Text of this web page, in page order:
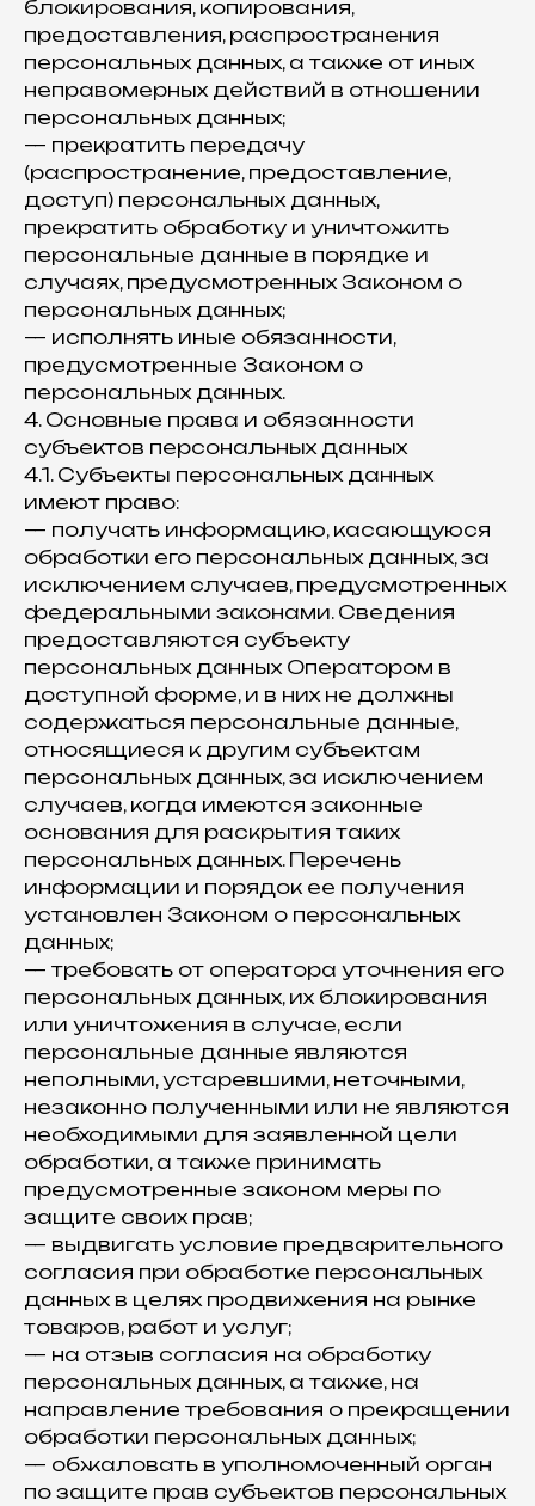
блокирования, копирования,
предоставления, распространения
персональных данных, а также от иных
неправомерных действий в отношении
персональных данных;
— прекратить передачу
(распространение, предоставление,
доступ) персональных данных,
прекратить обработку и уничтожить
персональные данные в порядке и
случаях, предусмотренных Законом о
персональных данных;
— исполнять иные обязанности,
предусмотренные Законом о
персональных данных.
4. Основные права и обязанности
субъектов персональных данных
4.1. Субъекты персональных данных
имеют право:
— получать информацию, касающуюся
обработки его персональных данных, за
исключением случаев, предусмотренных
федеральными законами. Сведения
предоставляются субъекту
персональных данных Оператором в
доступной форме, и в них не должны
содержаться персональные данные,
относящиеся к другим субъектам
персональных данных, за исключением
случаев, когда имеются законные
основания для раскрытия таких
персональных данных. Перечень
информации и порядок ее получения
установлен Законом о персональных
данных;
— требовать от оператора уточнения его
персональных данных, их блокирования
или уничтожения в случае, если
персональные данные являются
неполными, устаревшими, неточными,
незаконно полученными или не являются
необходимыми для заявленной цели
обработки, а также принимать
предусмотренные законом меры по
защите своих прав;
— выдвигать условие предварительного
согласия при обработке персональных
данных в целях продвижения на рынке
товаров, работ и услуг;
— на отзыв согласия на обработку
персональных данных, а также, на
направление требования о прекращении
обработки персональных данных;
— обжаловать в уполномоченный орган
по защите прав субъектов персональных